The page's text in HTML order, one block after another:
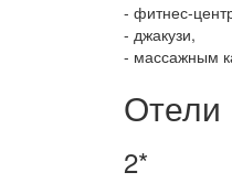
- фитнес-
- джакузи,
- массажным
Отели
2*